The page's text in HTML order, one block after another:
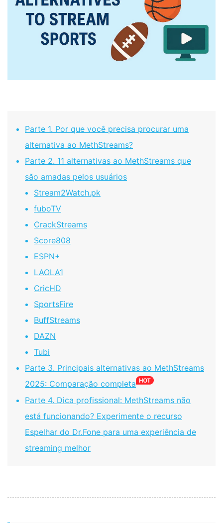
Parte 1. Por que você precisa procurar uma
alternativa ao MethStreams?
Parte 2. 11 alternativas ao MethStreams que
são amadas pelos usuários
Stream2Watch.pk
fuboTV
CrackStreams
Score808
ESPN+
LAOLA1
CricHD
SportsFire
BuffStreams
DAZN
Tubi
Parte 3. Principais alternativas ao MethStreams
2025: Comparação completa
Parte 4. Dica profissional: MethStreams não
está funcionando? Experimente o recurso
Espelhar do Dr.Fone para uma experiência de
streaming melhor